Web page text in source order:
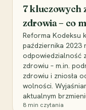
7 kluczowych
zdrowia – co
Reforma Kodeksu
października 2023
odpowiedzialność
zdrowiu – m.in.
zdrowiu i zniosła
wolności.
aktualnym
8 min czytania